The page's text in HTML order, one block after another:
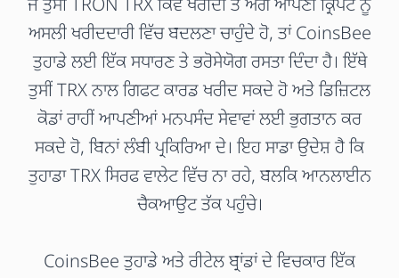
ਜੇ ਤੁਸੀਂ TRON TRX ਕਿਵੇਂ ਖਰੀਦੀਂ ਤੋਂ ਅੱਗੇ ਆਪਣੀ ਕ੍ਰਿਪਟੋ ਨੂੰ
ਅਸਲੀ ਖਰੀਦਦਾਰੀ ਵਿੱਚ ਬਦਲਣਾ ਚਾਹੁੰਦੇ ਹੋ, ਤਾਂ CoinsBee
ਤੁਹਾਡੇ ਲਈ ਇੱਕ ਸਧਾਰਣ ਤੇ ਭਰੋਸੇਯੋਗ ਰਸਤਾ ਦਿੰਦਾ ਹੈ। ਇੱਥੇ
ਤੁਸੀਂ TRX ਨਾਲ ਗਿਫਟ ਕਾਰਡ ਖਰੀਦ ਸਕਦੇ ਹੋ ਅਤੇ ਡਿਜ਼ਿਟਲ
ਕੋਡਾਂ ਰਾਹੀਂ ਆਪਣੀਆਂ ਮਨਪਸੰਦ ਸੇਵਾਵਾਂ ਲਈ ਭੁਗਤਾਨ ਕਰ
ਸਕਦੇ ਹੋ, ਬਿਨਾਂ ਲੰਬੀ ਪ੍ਰਕਿਰਿਆ ਦੇ। ਇਹ ਸਾਡਾ ਉਦੇਸ਼ ਹੈ ਕਿ
ਤੁਹਾਡਾ TRX ਸਿਰਫ ਵਾਲੇਟ ਵਿੱਚ ਨਾ ਰਹੇ, ਬਲਕਿ ਆਨਲਾਈਨ
ਚੈਕਆਉਟ ਤੱਕ ਪਹੁੰਚੇ।
CoinsBee ਤੁਹਾਡੇ ਅਤੇ ਰੀਟੇਲ ਬ੍ਰਾਂਡਾਂ ਦੇ ਵਿਚਕਾਰ ਇੱਕ